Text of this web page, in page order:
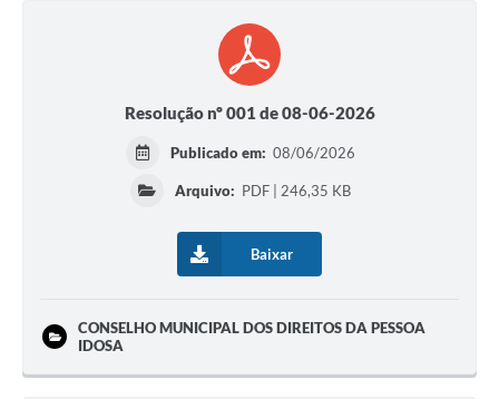
Resolução nº 001 de 08-06-2026
Publicado em: 08/06/2026
Arquivo: PDF | 246,35 KB
Baixar
CONSELHO MUNICIPAL DOS DIREITOS DA PESSOA
IDOSA